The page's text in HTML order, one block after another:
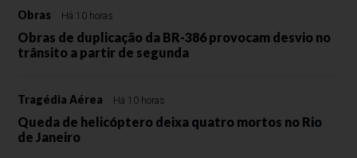
Obras Há 10 horas
Obras de duplicação da BR-386 provocam desvio no
trânsito a partir de segunda
Tragédia Aérea Há 10 horas
Queda de helicóptero deixa quatro mortos no Rio
de Janeiro